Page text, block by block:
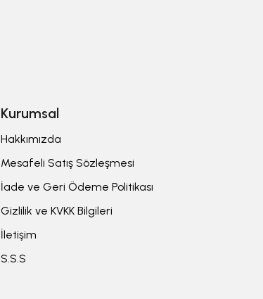
Kurumsal
Hakkımızda
Mesafeli Satış Sözleşmesi
İade ve Geri Ödeme Politikası
Gizlilik ve KVKK Bilgileri
İletişim
S.S.S